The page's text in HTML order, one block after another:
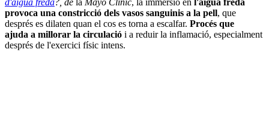
provoca una constricció dels vasos sanguinis a la pell, que
després es dilaten quan el cos es torna a escalfar. Procés que
ajuda a millorar la circulació i a reduir la inflamació, especialment
després de l'exercici físic intens.